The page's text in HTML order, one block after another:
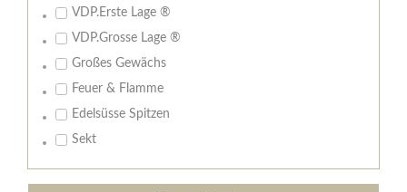
VDP.Erste Lage ®
VDP.Grosse Lage ®
Großes Gewächs
Feuer & Flamme
Edelsüsse Spitzen
Sekt